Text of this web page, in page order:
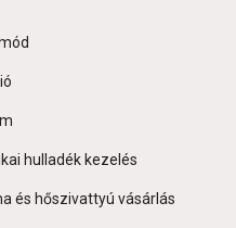
hulladék kezelés
és hőszivattyú vásárlás